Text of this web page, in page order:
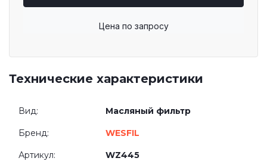
Цена по запросу
Технические характеристики
Вид: Масляный фильтр
Бренд: WESFIL
Артикул: WZ445